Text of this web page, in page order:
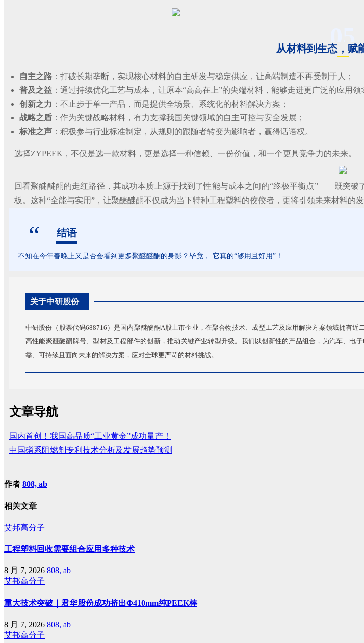
05
从材料到生态，赋
自主之路 ：打破长期垄断，实现核心材料的自主研发与稳定供应，让高端制造不再受制于人；
普及之益 ：通过持续优化工艺与成本，让原本“高高在上”的尖端材料，能够走进更广泛的应用领
创新之力 ：不止步于单一产品，而是提供全场景、系统化的材料解决方案；
战略之盾 ：作为关键战略材料，有力支撑我国关键领域的自主可控与安全发展；
标准之声 ：积极参与行业标准制定，从规则的跟随者转变为影响者，赢得话语权。
选择ZYPEEK，不仅是选一款材料，更是选择一种信赖、一份价值，和一个更具竞争力的未来。
回看聚醚醚酮的走红路径，其成功本质上源于找到了性能与成本之间的“终极平衡点”——既突
板。这种“全能与实用”，让聚醚醚酮不仅成为当下特种工程塑料的佼佼者，更将引领未来材料的发
“ 结语
不知在今年春晚上又是否会看到更多聚醚醚酮的身影？毕竟， 它真的“够用且好用”！
关于中研股份
中研股份（股票代码688716）是国内聚醚醚酮A股上市企业，在聚合物技术、成型工艺及应用解决方案领域拥有
高性能聚醚醚酮牌号、型材及工程部件的创新，推动关键产业转型升级。我们以创新性的产品组合，为汽车、
靠、可持续且面向未来的解决方案，应对全球更严苛的材料挑战。
文章导航
国内首创！我国高品质“工业黄金”成功量产！
中国磷系阻燃剂专利技术分析及发展趋势预测
作者 808, ab
相关文章
艾邦高分子
工程塑料回收需要组合应用多种技术
8 月 7, 2026 808, ab
艾邦高分子
重大技术突破｜君华股份成功挤出Φ410mm纯PEEK棒
8 月 7, 2026 808, ab
艾邦高分子